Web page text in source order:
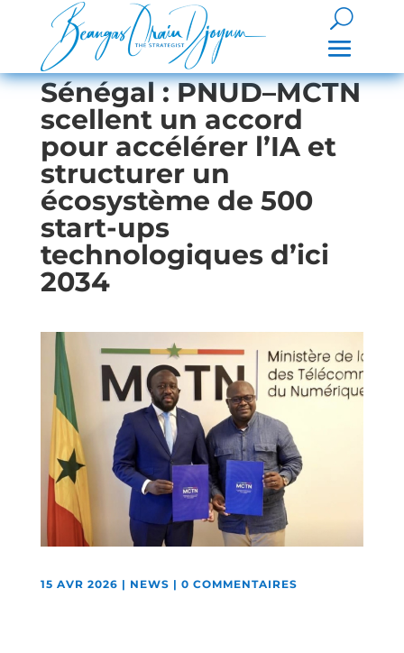
Sénégal : PNUD–MCTN
scellent un accord
pour accélérer l’IA et
structurer un
écosystème de 500
start-ups
technologiques d’ici
2034
15 AVR 2026 | NEWS | 0 COMMENTAIRES